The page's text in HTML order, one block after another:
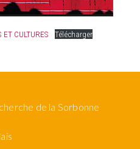
CULTURES Télécharger
de la Sorbonne